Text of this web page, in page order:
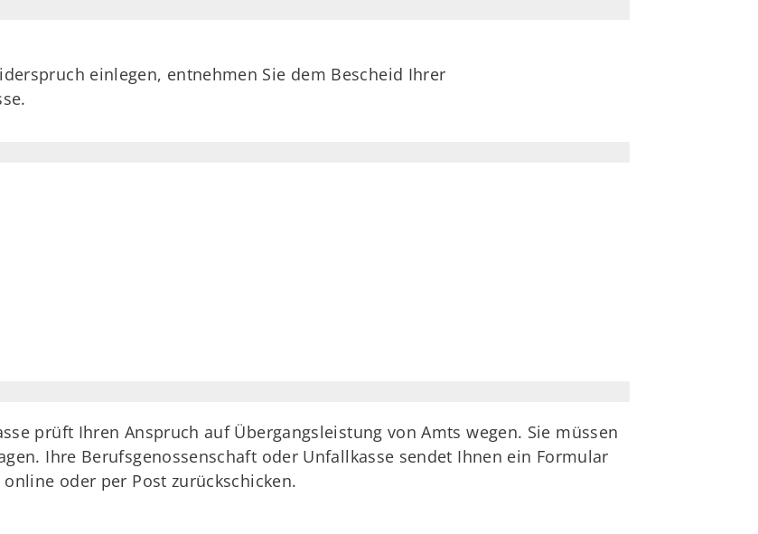
einlegen, entnehmen Sie dem Bescheid Ihrer
prüft Ihren Anspruch auf Übergangsleistung von Amts wegen. Sie müssen
Ihre Berufsgenossenschaft oder Unfallkasse sendet Ihnen ein Formular
oder per Post zurückschicken.